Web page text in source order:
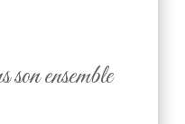
ensemble